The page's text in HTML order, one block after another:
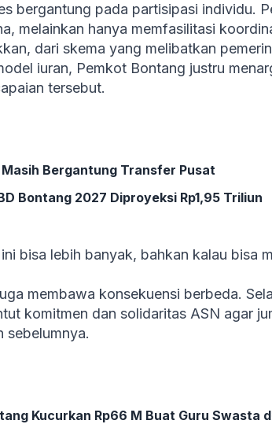
bergantung pada partisipasi individu.
melainkan hanya memfasilitasi
dari skema yang melibatkan
iuran, Pemkot Bontang justru
tersebut.
Bergantung Transfer Pusat
Bontang 2027 Diproyeksi Rp1,95 Triliun
bisa lebih banyak, bahkan kalau bisa
membawa konsekuensi berbeda.
komitmen dan solidaritas ASN agar
sebelumnya.
Kucurkan Rp66 M Buat Guru Swasta